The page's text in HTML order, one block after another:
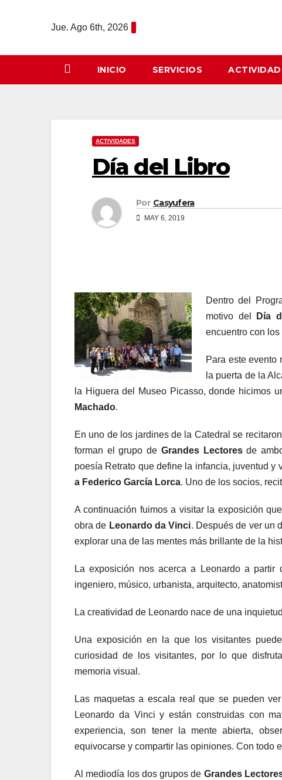
Jue. Ago 6th, 2026
INICIO SERVICIOS
ACTIVIDADES
Día del Libro
Por Casyufera
MAY 6, 2019
Dentro del
motivo del
Día
encuentro con los
Para este evento
la puerta de la
la Higuera del Museo Picasso, donde hicimos
Machado.
En uno de los jardines de la Catedral se
forman el grupo de Grandes Lectoresde
poesía Retrato que define la infancia, juventud y
a Federico García Lorca. Uno de los socios,
A continuación fuimos a visitar la exposición
obra de Leonardo da Vinci. Después de ver un
explorar una de las mentes más brillante de la
La exposición nos acerca a Leonardo a
ingeniero, músico, urbanista, arquitecto,
La creatividad de Leonardo nace de una
Una exposición en la que los visitantes
curiosidad de los visitantes, por lo que
memoria visual.
Las maquetas a escala real que se pueden
Leonardo da Vinci y están construidas con
experiencia, son tener la mente abierta,
equivocarse y compartir las opiniones. Con todo
Al mediodía los dos grupos de Grandes